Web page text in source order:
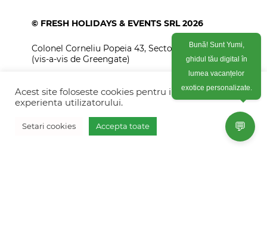
© FRESH HOLIDAYS & EVENTS SRL 2026
Colonel Corneliu Popeia 43, Sector 5, Bucuresti
(vis-a-vis de Greengate)
+40770 574 088
info@freshholidays.ro
Acest site foloseste cookies pentru imbunatati
experienta utilizatorului.
Setari cookies Accepta toate 💬
Bună! Sunt Yumi,
ghidul tău digital în
lumea vacanțelor
exotice personalizate.